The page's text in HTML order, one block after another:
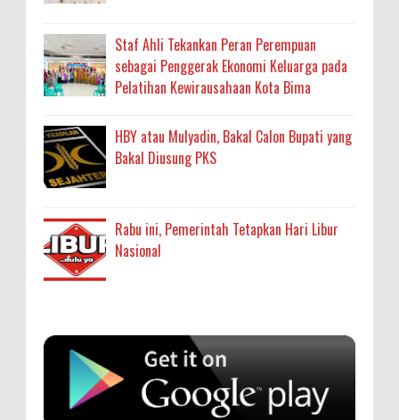
Staf Ahli Tekankan Peran Perempuan
sebagai Penggerak Ekonomi Keluarga pada
Pelatihan Kewirausahaan Kota Bima
HBY atau Mulyadin, Bakal Calon Bupati yang
Bakal Diusung PKS
Rabu ini, Pemerintah Tetapkan Hari Libur
Nasional
Anonymous
sumbu pdk nh org
SIGAPUAN dan Ikhtiar Kota Bima Menjemput
Korban Kekerasan
Oleh: MardiaturrahmahAdministrasi Kesehatan
Ahli Madya, Dinas Kesehatan... read more